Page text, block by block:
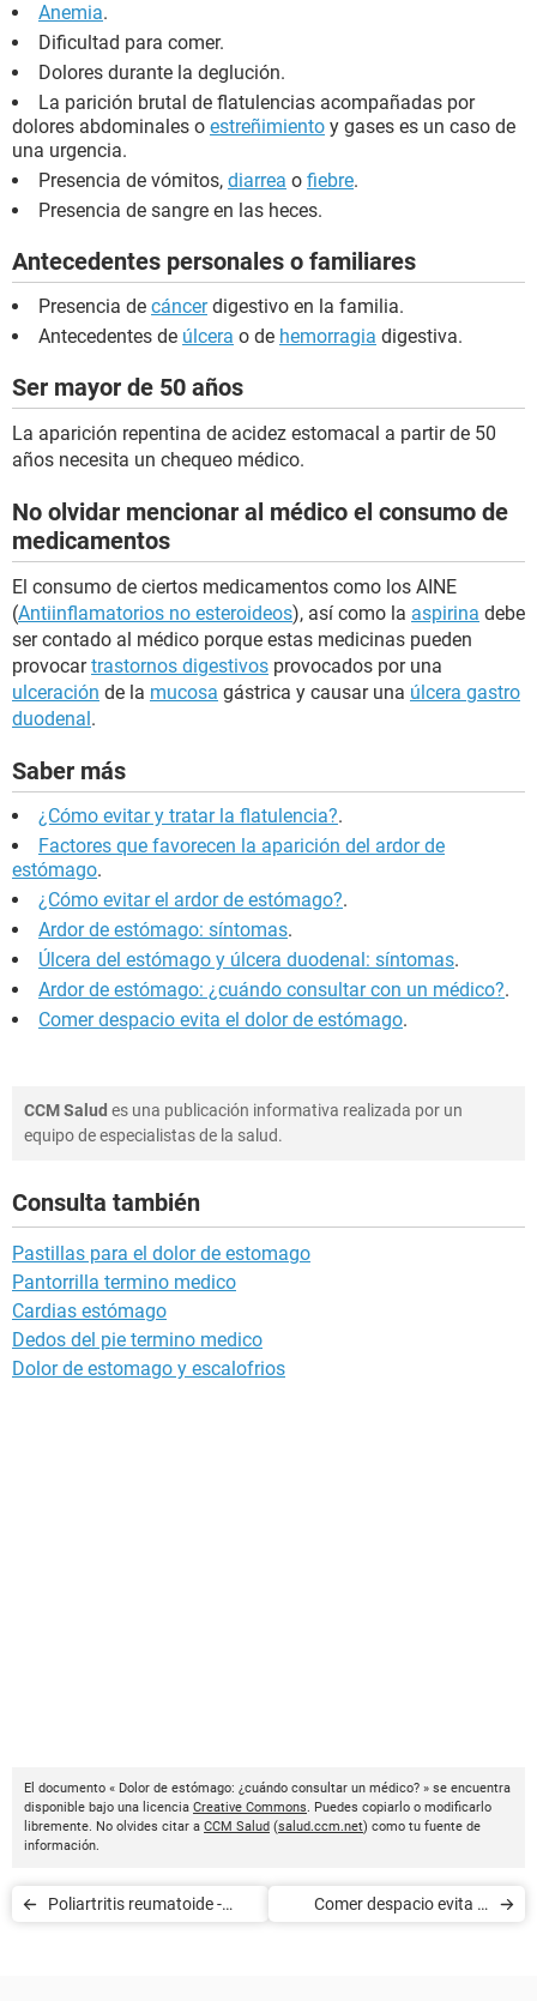
Anemia.
Dificultad para comer.
Dolores durante la deglución.
La parición brutal de flatulencias acompañadas por
dolores abdominales o estreñimiento y gases es un caso de
una urgencia.
Presencia de vómitos, diarrea o fiebre.
Presencia de sangre en las heces.
Antecedentes personales o familiares
Presencia de cáncerdigestivo en la familia.
Antecedentes de úlcera o de hemorragia digestiva.
Ser mayor de 50 años
La aparición repentina de acidez estomacal a partir de 50
años necesita un chequeo médico.
No olvidar mencionar al médico el consumo de
medicamentos
El consumo de ciertos medicamentos como los AINE
(Antiinflamatorios no esteroideos), así como la aspirina debe
ser contado al médico porque estas medicinas pueden
provocartrastornos digestivos provocados por una
ulceración de la mucosa gástrica y causar una úlcera gastro
duodenal .
Saber más
¿Cómo evitar y tratar la flatulencia?.
Factores que favorecen la aparición del ardor de
estómago.
¿Cómo evitar el ardor de estómago?.
Ardor de estómago: síntomas.
Úlcera del estómago y úlcera duodenal: síntomas.
Ardor de estómago: ¿cuándo consultar con un médico?.
Comer despacio evita el dolor de estómago.
CCM Salud es una publicación informativa realizada por un
equipo de especialistas de la salud.
Consulta también
Pastillas para el dolor de estomago
Pantorrilla termino medico
Cardias estómago
Dedos del pie termino medico
Dolor de estomago y escalofrios
El documento « Dolor de estómago: ¿cuándo consultar un médico? » se encuentra
disponible bajo una licencia Creative Commons. Puedes copiarlo o modificarlo
libremente. No olvides citar a CCM Salud (salud.ccm.net) como tu fuente de
información.
Poliartritis reumatoide -
Comer despacio evita el